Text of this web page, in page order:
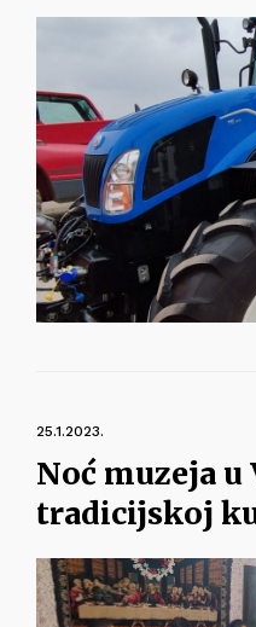
25.1.2023.
Noć muzeja
tradicijskoj